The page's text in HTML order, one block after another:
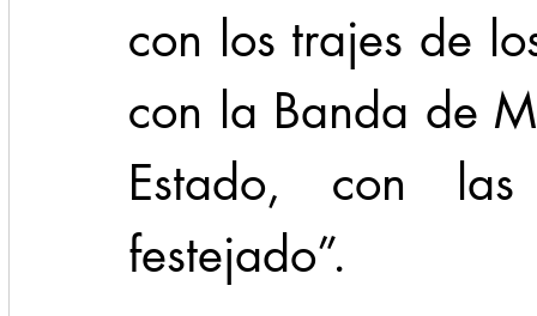
con los trajes de
con la Banda de
Estado, con
festejado”.